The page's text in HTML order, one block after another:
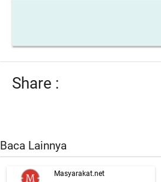
Share :
Baca Lainnya
Masyarakat.net